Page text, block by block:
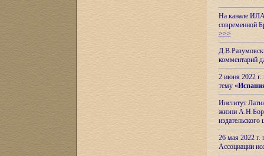
На канале ИЛА
современной
>>>
комментарий
2 июня 2022 г.
тему «
Институт
жизни
26 мая 2022
Ассоциации